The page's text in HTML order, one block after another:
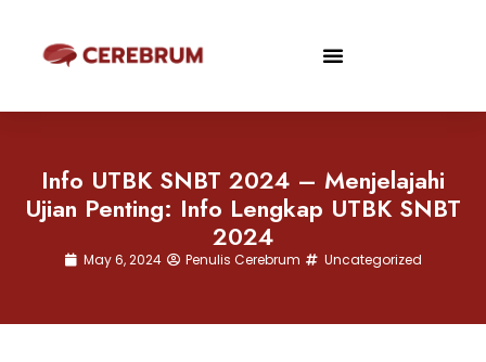
Info UTBK SNBT 2024 – Menjelajahi
Ujian Penting: Info Lengkap UTBK SNBT
2024
May 6, 2024 Penulis Cerebrum Uncategorized